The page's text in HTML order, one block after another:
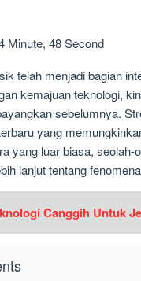
Minute, 48 Second
telah menjadi bagian
kemajuan teknologi,
sebelumnya.
yang
yang luar biasa,
lanjut tentang
Canggih Untuk